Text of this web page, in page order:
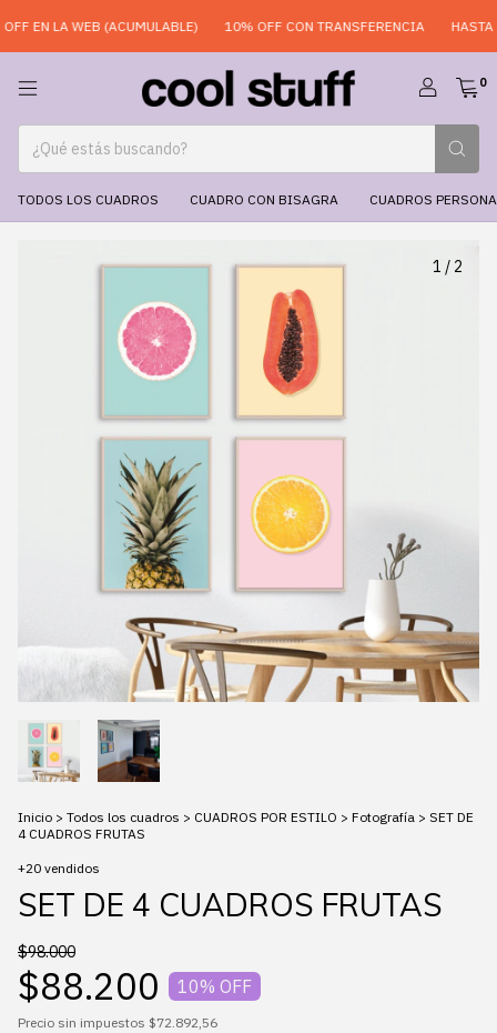
EN LA WEB (ACUMULABLE) 10% OFF CON TRANSFERENCIA HASTA 6
0
TODOS LOS CUADROS CUADRO CON BISAGRA CUADROS
1 / 2
Inicio > Todos los cuadros > CUADROS POR ESTILO > Fotografía > SET DE
4 CUADROS FRUTAS
+20 vendidos
SET DE 4 CUADROS FRUTAS
$98.000
$88.200 10% OFF
Precio sin impuestos $72.892,56